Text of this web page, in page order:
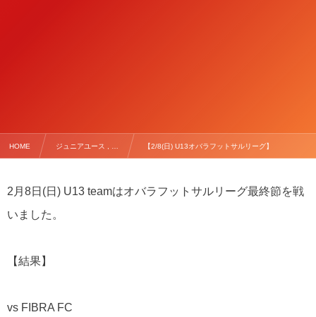
HOME ジュニアユース , … 【2/8(日) U13オバラフットサルリーグ】
2月8日(日) U13 teamはオバラフットサルリーグ最終節を戦
いました。
【結果】
vs FIBRA FC